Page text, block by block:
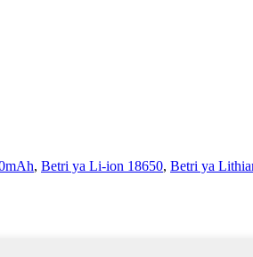
, Betri ya Li-ion 18650, Betri ya